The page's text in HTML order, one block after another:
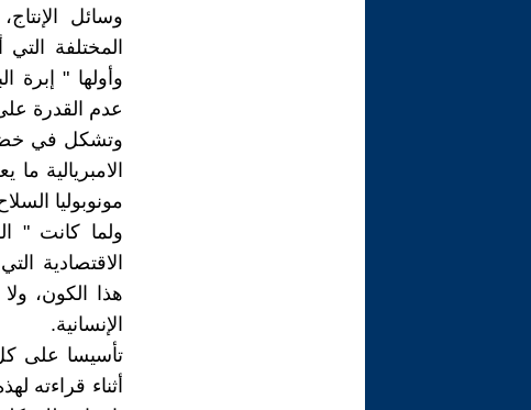
وسائل
المختلفة
وأولها " إبرة
عدم القدرة
وتشكل في
الامبريالية
مونوبوليا
ولما كانت "
الاقتصادية
هذا الكون،
الإنسانية.
تأسيسا على كل
أثناء قراءته